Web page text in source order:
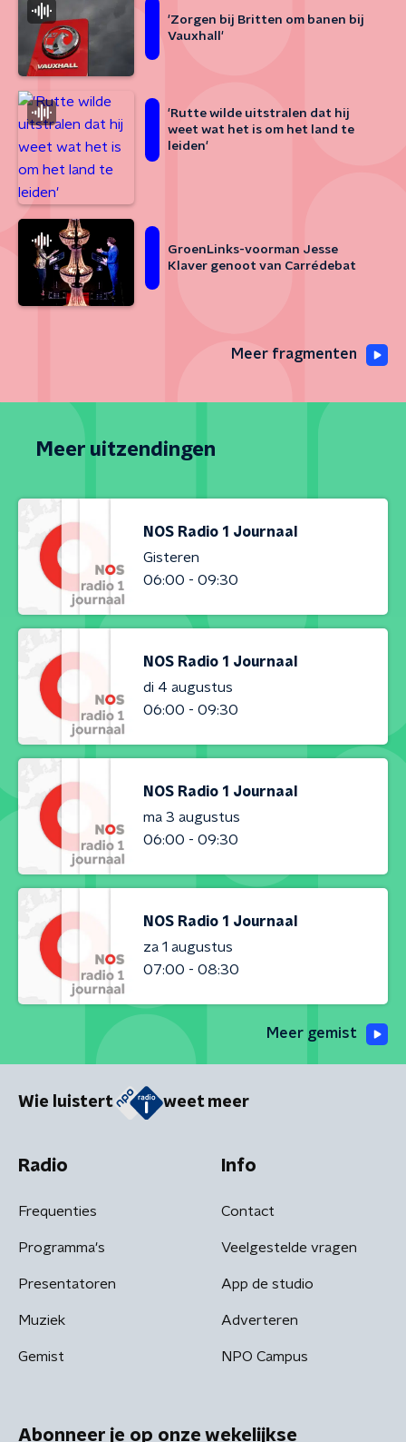
'Zorgen bij Britten om banen bij
Vauxhall'
'Rutte wilde uitstralen dat hij
weet wat het is om het land te
leiden'
GroenLinks-voorman Jesse
Klaver genoot van Carrédebat
Meer fragmenten
Meer uitzendingen
NOS Radio 1 Journaal
Gisteren
06:00 - 09:30
NOS Radio 1 Journaal
di 4 augustus
06:00 - 09:30
NOS Radio 1 Journaal
ma 3 augustus
06:00 - 09:30
NOS Radio 1 Journaal
za 1 augustus
07:00 - 08:30
Meer gemist
Wie luistert weet meer
Radio
Frequenties
Programma's
Presentatoren
Muziek
Gemist
Info
Contact
Veelgestelde vragen
App de studio
Adverteren
NPO Campus
Abonneer je op onze wekelijkse